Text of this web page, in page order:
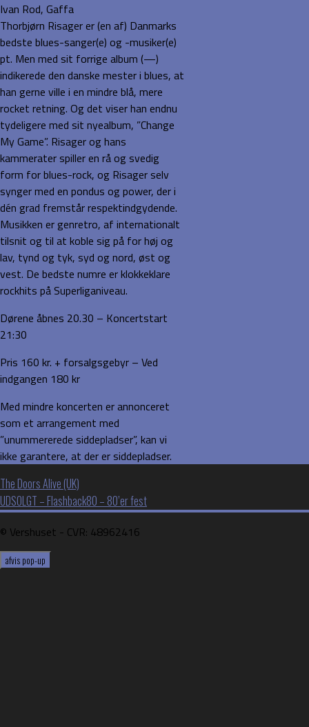
Ivan Rod, Gaffa
Thorbjørn Risager er (en af) Danmarks
bedste blues-sanger(e) og -musiker(e)
pt. Men med sit forrige album (—)
indikerede den danske mester i blues, at
han gerne ville i en mindre blå, mere
rocket retning. Og det viser han endnu
tydeligere med sit nyealbum, ”Change
My Game”. Risager og hans
kammerater spiller en rå og svedig
form for blues-rock, og Risager selv
synger med en pondus og power, der i
dén grad fremstår respektindgydende.
Musikken er genretro, af internationalt
tilsnit og til at koble sig på for høj og
lav, tynd og tyk, syd og nord, øst og
vest. De bedste numre er klokkeklare
rockhits på Superliganiveau.
Dørene åbnes 20.30 – Koncertstart
21:30
Pris 160 kr. + forsalgsgebyr – Ved
indgangen 180 kr
Med mindre koncerten er annonceret
som et arrangement med
”unummererede siddepladser”, kan vi
ikke garantere, at der er siddepladser.
Indlægsnavigation
The Doors Alive (UK)
UDSOLGT – Flashback80 – 80’er fest
©️ Vershuset - CVR: 48962416
afvis pop-up